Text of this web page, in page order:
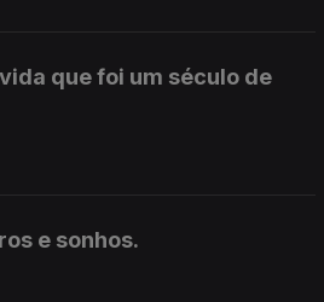
que foi um século de
e sonhos.